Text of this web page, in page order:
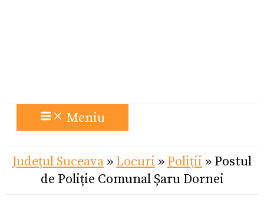
Meniu
Județul Suceava » Locuri » Poliții » Postul
de Poliție Comunal Șaru Dornei